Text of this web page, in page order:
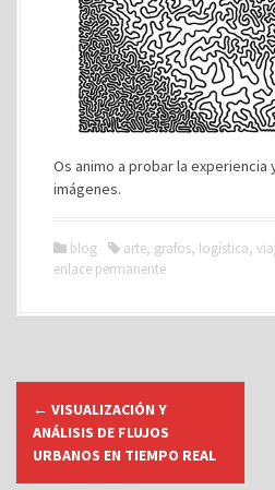
Os animo a probar la experiencia
imágenes.
blog arte, grafos, logística,
enlace permanente
← VISUALIZACIÓN Y
ANÁLISIS DE FLUJOS
URBANOS EN TIEMPO REAL